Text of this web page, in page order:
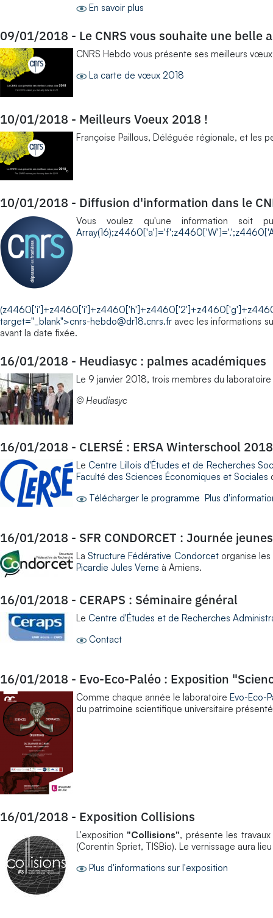
En savoir plus
09/01/2018 - Le CNRS vous souhaite une belle
CNRS Hebdo vous présente ses meilleurs
La carte de vœux 2018
10/01/2018 - Meilleurs Voeux 2018 !
Françoise Paillous, Déléguée régionale, et les
10/01/2018 - Diffusion d'information dans le
Vous voulez qu'une information soit
target="_blank">cnrs-hebdo@dr18.cnrs.fr avec les informations
avant la date fixée.
16/01/2018 - Heudiasyc : palmes académiques
Le 9 janvier 2018, trois membres du laboratoire
© Heudiasyc
16/01/2018 - CLERSÉ : ERSA Winterschool 2018
Le Centre Lillois d'Études et de Recherches
Faculté des Sciences Économiques et Sociales
Télécharger le programme Plus
16/01/2018 - SFR CONDORCET : Journée
LaStructure Fédérative Condorcetorganise les
Picardie Jules Verne à Amiens.
16/01/2018 - CERAPS : Séminaire général
Le Centre d'Études et de Recherches
Contact
16/01/2018 - Evo-Eco-Paléo : Exposition
Comme chaque année le laboratoire Evo-Eco-
du patrimoine scientifique universitaire
16/01/2018 - Exposition Collisions
L'exposition "Collisions", présente les
(Corentin Spriet, TISBio). Le vernissage aura
Plus d'informations sur l'exposition